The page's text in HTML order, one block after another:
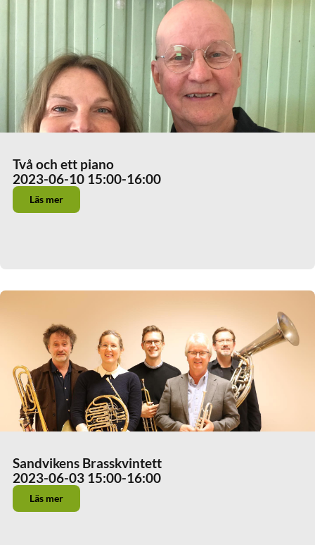
Två och ett piano
2023-06-10 15:00-16:00
Läs mer
Sandvikens Brasskvintett
2023-06-03 15:00-16:00
Läs mer